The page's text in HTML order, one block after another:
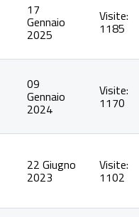
17
Gennaio
2025
Visite:
1185
09
Gennaio
2024
Visite:
1170
22 Giugno
2023
Visite:
1102